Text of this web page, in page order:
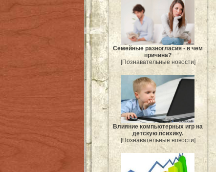
Семейные разногласия - в чем
причина?
[Познавательные новости]
Влияние компьютерных игр на
детскую психику.
[Познавательные новости]